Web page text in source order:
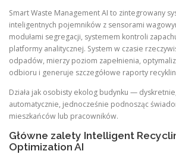
Smart Waste Management AI to zintegrowany
inteligentnych pojemników z sensorami
modułami segregacji, systemem kontroli
platformy analitycznej. System w czasie
odpadów, mierzy poziom zapełnienia,
odbioru i generuje szczegółowe raporty
Działa jak osobisty ekolog budynku —
automatycznie, jednocześnie podnosząc
mieszkańców lub pracowników.
Główne zalety Intelligent
Optimization AI